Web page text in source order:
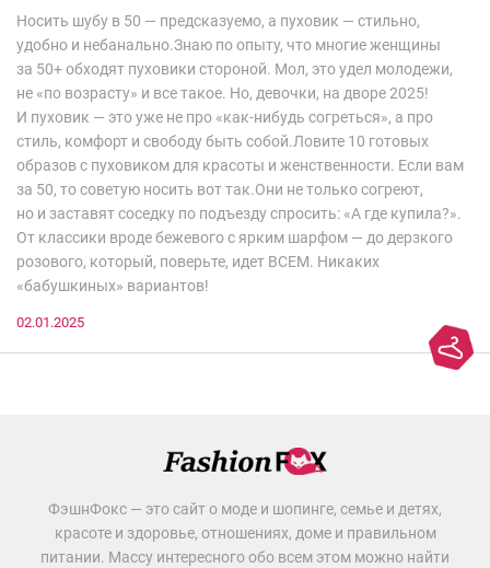
Носить шубу в 50 — предсказуемо, а пуховик — стильно,
удобно и небанально.Знаю по опыту, что многие женщины
за 50+ обходят пуховики стороной. Мол, это удел молодежи,
не «по возрасту» и все такое. Но, девочки, на дворе 2025!
И пуховик — это уже не про «как-нибудь согреться», а про
стиль, комфорт и свободу быть собой.Ловите 10 готовых
образов с пуховиком для красоты и женственности. Если вам
за 50, то советую носить вот так.Они не только согреют,
но и заставят соседку по подъезду спросить: «А где купила?».
От классики вроде бежевого с ярким шарфом — до дерзкого
розового, который, поверьте, идет ВСЕМ. Никаких
«бабушкиных» вариантов!
02.01.2025
ФэшнФокс — это сайт о моде и шопинге, семье и детях,
красоте и здоровье, отношениях, доме и правильном
питании. Массу интересного обо всем этом можно найти